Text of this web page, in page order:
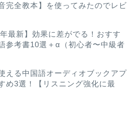
完全教本】を使ってみたのでレビ
年最新】効果に差がでる！おすす
参考書10選＋α（初心者〜中級者
える中国語オーディオブックアプ
め3選！【リスニング強化に最